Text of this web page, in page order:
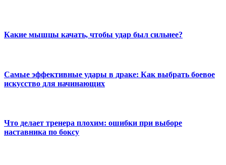
Какие мышцы качать, чтобы удар был сильнее?
Самые эффективные удары в драке: Как выбрать боевое
искусство для начинающих
Что делает тренера плохим: ошибки при выборе
наставника по боксу